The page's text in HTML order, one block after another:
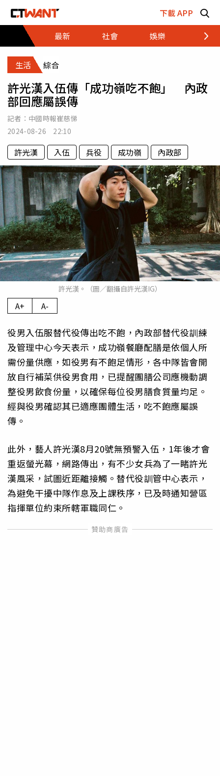
下載 APP
最新
社會 娛樂 財經
生活 綜合
許光漢入伍傳「成功嶺吃不飽」 內政
部回應屬誤傳
記者： 中國時報崔慈悌
2024-08-26 22:10
許光漢 入伍 兵役 成功嶺 內政部
許光漢。（圖／翻攝自許光漢IG）
A+ A-
役男入伍服替代役傳出吃不飽，內政部替代役訓練
及管理中心今天表示，成功嶺餐廳配膳是依個人所
需份量供應，如役男有不飽足情形，各中隊皆會開
放自行補菜供役男食用，已提醒團膳公司應機動調
整役男飲食份量，以確保每位役男膳食質量均足。
經與役男確認其已適應團體生活，吃不飽應屬誤
傳。
此外，藝人許光漢8月20號無預警入伍，1年後才會
重返螢光幕，網路傳出，有不少女兵為了一睹許光
漢風采，試圖近距離接觸。替代役訓管中心表示，
為避免干擾中隊作息及上課秩序，已及時通知營區
指揮單位約束所轄軍職同仁。